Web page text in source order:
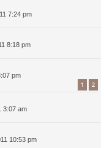
7:24 pm
8:18 pm
pm
1 2
3:07 am
10:53 pm